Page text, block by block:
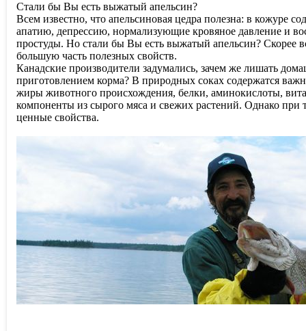
Стали бы Вы есть выжатый апельсин?
Всем известно, что апельсиновая цедра полезна: в кожуре
апатию, депрессию, нормализующие кровяное давление и
простуды. Но стали бы Вы есть выжатый апельсин? Скорее
большую часть полезных свойств.
Канадские производители задумались, зачем же лишать
приготовлением корма? В природных соках содержатся
жиры животного происхождения, белки, аминокислоты,
компоненты из сырого мяса и свежих растений. Однако при
ценные свойства.